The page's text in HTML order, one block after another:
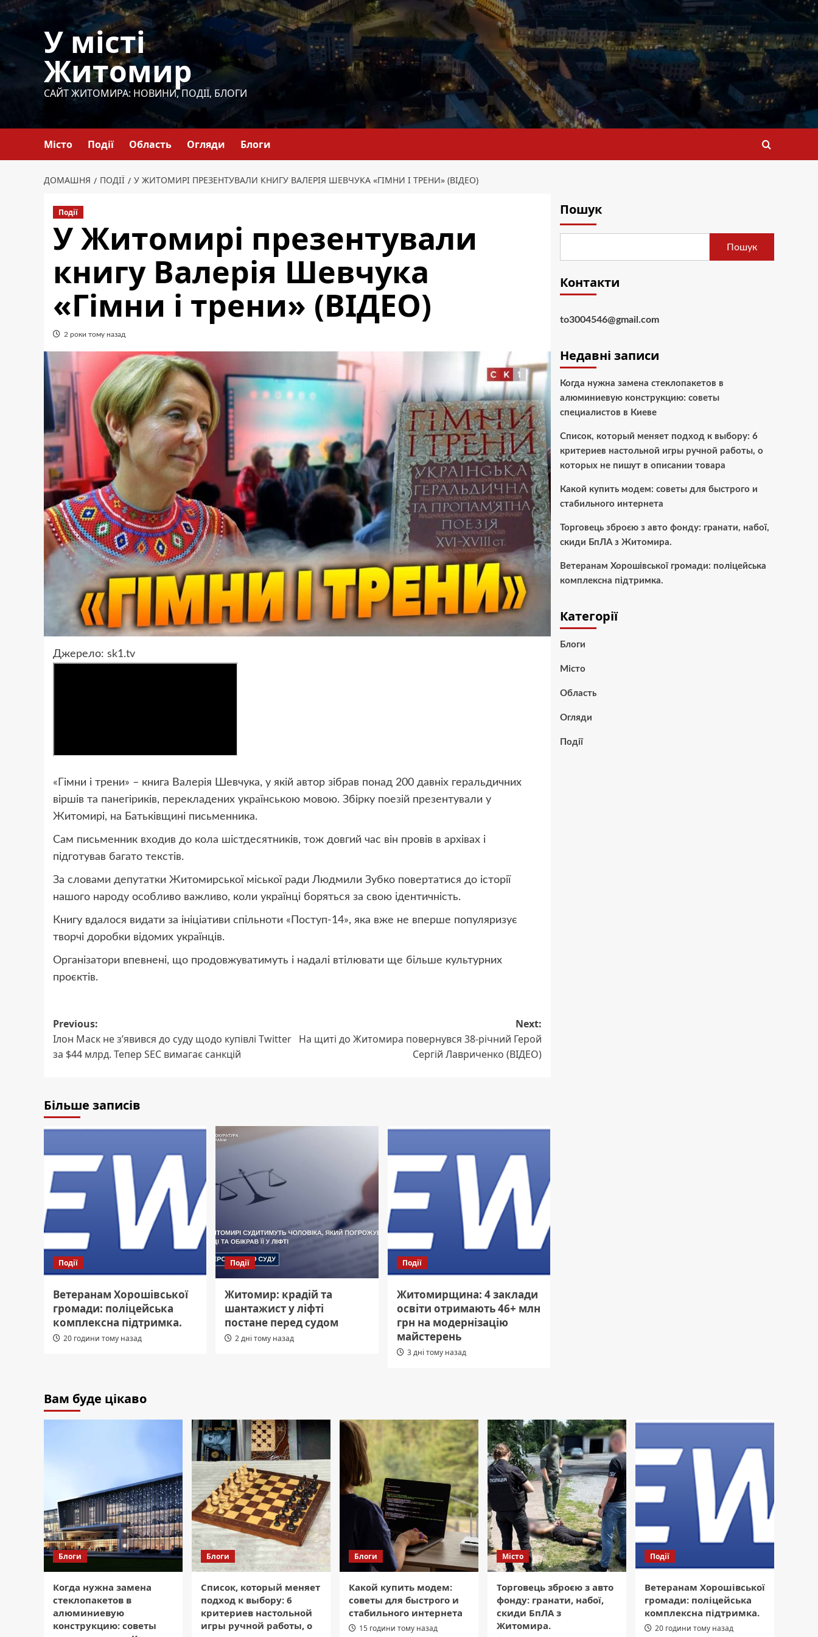
Перейти
У місті
Житомир
САЙТ ЖИТОМИРА: НОВИНИ, ПОДІЇ, БЛОГИ
Місто Події Область Огляди Блоги
ДОМАШНЯ ПОДІЇ У ЖИТОМИРІ ПРЕЗЕНТУВАЛИ КНИГУ ВАЛЕРІЯ ШЕВЧУКА «ГІМНИ І ТРЕНИ» (ВІДЕО)
Події
У Житомирі презентували
книгу Валерія Шевчука
«Гімни і трени» (ВІДЕО)
2 роки тому назад
Джерело: sk1.tv
«Гімни і трени» – книга Валерія Шевчука, у якій автор зібрав понад 200 давніх геральдичних
віршів та панегіриків, перекладених українською мовою. Збірку поезій презентували у
Житомирі, на Батьківщині письменника.
Сам письменник входив до кола шістдесятників, тож довгий час він провів в архівах і
підготував багато текстів.
За словами депутатки Житомирської міської ради Людмили Зубко повертатися до історії
нашого народу особливо важливо, коли українці боряться за свою ідентичність.
Книгу вдалося видати за ініціативи спільноти «Поступ-14», яка вже не вперше популяризує
творчі доробки відомих українців.
Організатори впевнені, що продовжуватимуть і надалі втілювати ще більше культурних
проєктів.
Post
navigation
Previous:
Ілон Маск не з’явився до суду щодо купівлі Twitter
за $44 млрд. Тепер SEC вимагає санкцій
Next:
На щиті до Житомира повернувся 38-річний Герой
Сергій Лавриченко (ВІДЕО)
Більше записів
Події
Ветеранам Хорошівської
громади: поліцейська
комплексна підтримка.
20 години тому назад
Події
Житомир: крадій та
шантажист у ліфті
постане перед судом
2 дні тому назад
Події
Житомирщина: 4 заклади
освіти отримають 46+ млн
грн на модернізацію
майстерень
3 дні тому назад
Пошук
Пошук
Контакти
to3004546@gmail.com
Недавні записи
Когда нужна замена стеклопакетов в
алюминиевую конструкцию: советы
специалистов в Киеве
Список, который меняет подход к выбору: 6
критериев настольной игры ручной работы, о
которых не пишут в описании товара
Какой купить модем: советы для быстрого и
стабильного интернета
Торговець зброєю з авто фонду: гранати, набої,
скиди БпЛА з Житомира.
Ветеранам Хорошівської громади: поліцейська
комплексна підтримка.
Категорії
Блоги
Місто
Область
Огляди
Події
Вам буде цікаво
Блоги
Когда нужна замена
стеклопакетов в
алюминиевую
конструкцию: советы
Блоги
Список, который меняет
подход к выбору: 6
критериев настольной
игры ручной работы, о
Блоги
Какой купить модем:
советы для быстрого и
стабильного интернета
15 години тому назад
Місто
Торговець зброєю з авто
фонду: гранати, набої,
скиди БпЛА з
Житомира.
Події
Ветеранам Хорошівської
громади: поліцейська
комплексна підтримка.
20 години тому назад